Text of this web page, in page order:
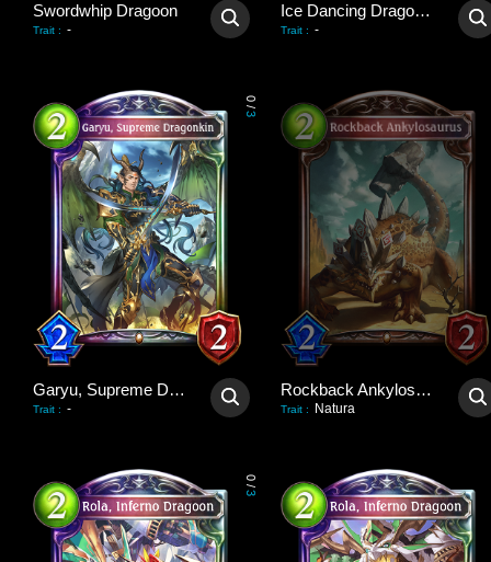
Swordwhip Dragoon
Trait : -
Ice Dancing Dragonewt
Trait : -
0
/
3
Garyu, Supreme Dragonkin
Trait : -
Rockback Ankylosaurus
Trait : Natura
0
/
3